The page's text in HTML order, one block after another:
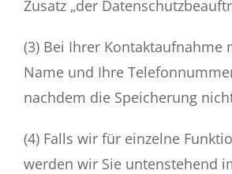
Zusatz „der
(3) Bei Ihrer
Name und Ihre
nachdem die Speicherung
(4) Falls wir für einzelne
werden wir Sie untenstehend